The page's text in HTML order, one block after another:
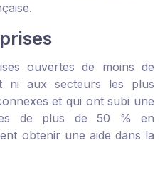
ouvertes de moins de
ni aux secteurs les plus
et qui ont subi une
de plus de 50 % en
obtenir une aide dans la